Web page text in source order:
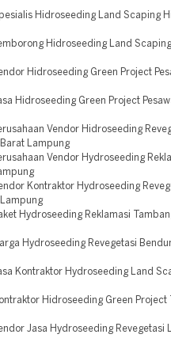
Hidroseeding Land Scaping
Hidroseeding Land
Hidroseeding Green Project
Hidroseeding Green Project
Vendor Hidroseeding
Lampung
Vendor Hydroseeding
Kontraktor Hydroseeding
Hydroseeding Reklamasi
Hydroseeding Revegetasi
Kontraktor Hydroseeding Land
Hidroseeding Green Project
Jasa Hydroseeding Revegetasi